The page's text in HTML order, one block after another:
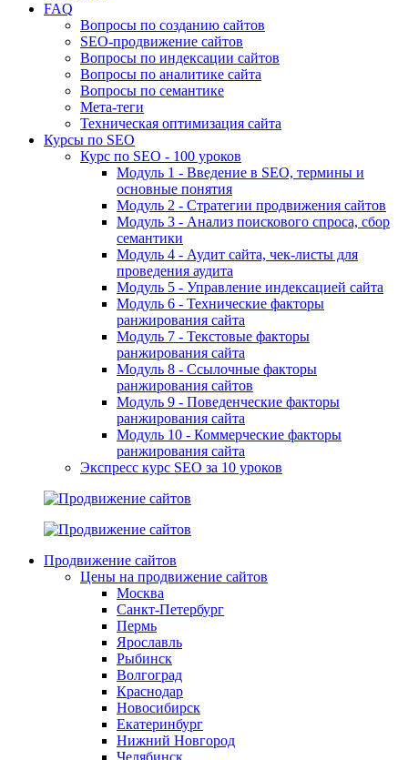
FAQ
Вопросы по созданию сайтов
SEO-продвижение сайтов
Вопросы по индексации сайтов
Вопросы по аналитике сайта
Вопросы по семантике
Мета-теги
Техническая оптимизация сайта
Курсы по SEO
Курс по SEO - 100 уроков
Модуль 1 - Введение в SEO, термины и
основные понятия
Модуль 2 - Стратегии продвижения сайтов
Модуль 3 - Анализ поискового спроса, сбор
семантики
Модуль 4 - Аудит сайта, чек-листы для
проведения аудита
Модуль 5 - Управление индексацией сайта
Модуль 6 - Технические факторы
ранжирования сайта
Модуль 7 - Текстовые факторы
ранжирования сайта
Модуль 8 - Ссылочные факторы
ранжирования сайтов
Модуль 9 - Поведенческие факторы
ранжирования сайта
Модуль 10 - Коммерческие факторы
ранжирования сайта
Экспресс курс SEO за 10 уроков
Продвижение сайтов
Цены на продвижение сайтов
Москва
Санкт-Петербург
Пермь
Ярославль
Рыбинск
Волгоград
Краснодар
Новосибирск
Екатеринбург
Нижний Новгород
Челябинск